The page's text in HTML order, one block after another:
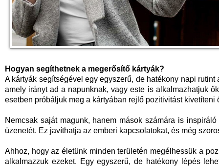
Hogyan segíthetnek a megerősítő kártyák?
A kártyák segítségével egy egyszerű, de hatékony napi
amely irányt ad a napunknak, vagy este is alkalmazhatjuk
esetben próbáljuk meg a kártyában rejlő pozitivitást kivetíteni
Nemcsak saját magunk, hanem mások számára is
üzenetét. Ez javíthatja az emberi kapcsolatokat, és még
Ahhoz, hogy az életünk minden területén megélhessük a
alkalmazzuk ezeket. Egy egyszerű, de hatékony lépés